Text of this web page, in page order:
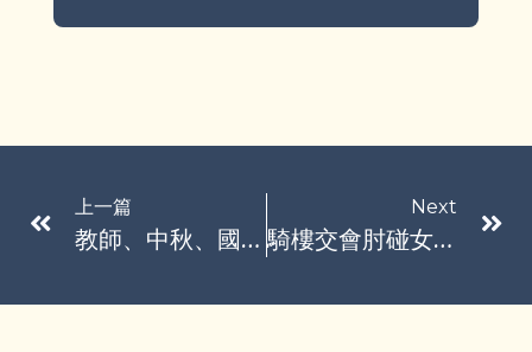
上一篇
教師、中秋、國慶連假出遊攻略！這些路段必塞車 大眾交通優惠一覽
Next
騎樓交會肘碰女胸部被告 刑事無罪但社會局認性騷擾裁罰2萬